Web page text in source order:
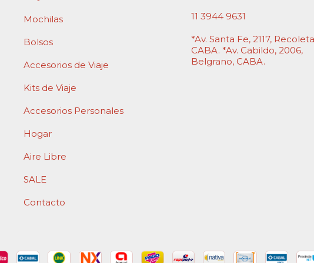
Mochilas
Bolsos
Accesorios de Viaje
Kits de Viaje
Accesorios Personales
Hogar
Aire Libre
SALE
Contacto
11 3944 9631
*Av. Santa Fe, 2117,
CABA. *Av. Cabildo, 2006,
Belgrano, CABA.